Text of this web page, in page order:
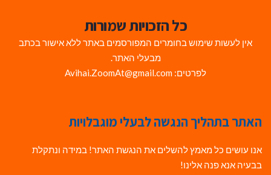
כל הזכויות שמורות
אין לעשות שימוש בחומרים המפורסמים באתר ללא אישור בכתב
מבעלי האתר.
לפרטים: Avihai.ZoomAt@gmail.com
האתר בתהליך הנגשה לבעלי מוגבלויות
אנו עושים כל מאמץ להשלים את הנגשת האתר! במידה ונתקלת
בבעיה אנא פנה אלינו!